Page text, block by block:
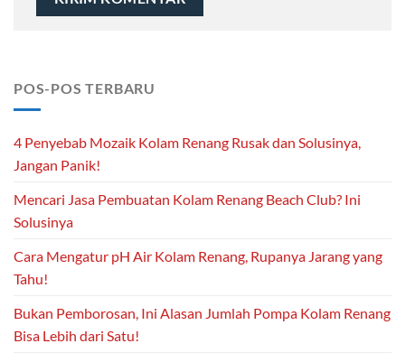
POS-POS TERBARU
4 Penyebab Mozaik Kolam Renang Rusak dan Solusinya,
Jangan Panik!
Mencari Jasa Pembuatan Kolam Renang Beach Club? Ini
Solusinya
Cara Mengatur pH Air Kolam Renang, Rupanya Jarang yang
Tahu!
Bukan Pemborosan, Ini Alasan Jumlah Pompa Kolam Renang
Bisa Lebih dari Satu!